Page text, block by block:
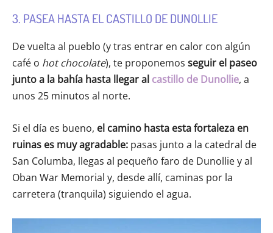
3. PASEA HASTA EL CASTILLO DE DUNOLLIE
De vuelta al pueblo (y tras entrar en calor con algún
café o hot chocolate), te proponemos seguir el paseo
junto a la bahía hasta llegar al castillo de Dunollie, a
unos 25 minutos al norte.
Si el día es bueno, el camino hasta esta fortaleza en
ruinas es muy agradable: pasas junto a la catedral de
San Columba, llegas al pequeño faro de Dunollie y al
Oban War Memorial y, desde allí, caminas por la
carretera (tranquila) siguiendo el agua.